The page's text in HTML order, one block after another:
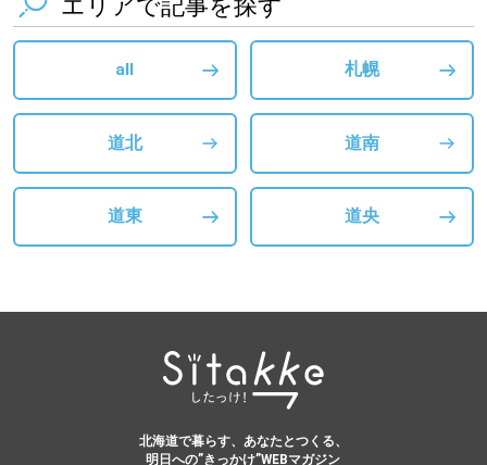
エリアで記事を探す
all 札幌
道北 道南
道東 道央
北海道で暮らす、あなたとつくる、
明日への”きっかけ”WEBマガジン